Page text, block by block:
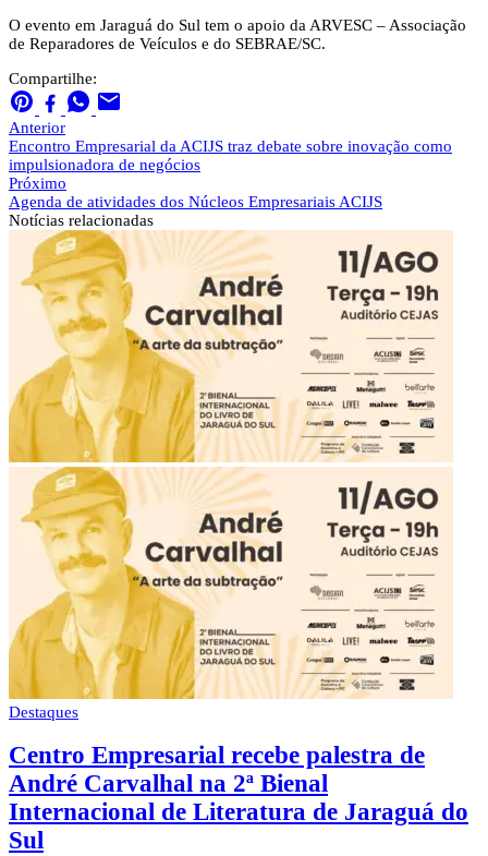
O evento em Jaraguá do Sul tem o apoio da ARVESC – Associação
de Reparadores de Veículos e do SEBRAE/SC.
Compartilhe:
Anterior
Encontro Empresarial da ACIJS traz debate sobre inovação como
impulsionadora de negócios
Próximo
Agenda de atividades dos Núcleos Empresariais ACIJS
Notícias relacionadas
Destaques
Centro Empresarial recebe palestra de
André Carvalhal na 2ª Bienal
Internacional de Literatura de Jaraguá do
Sul